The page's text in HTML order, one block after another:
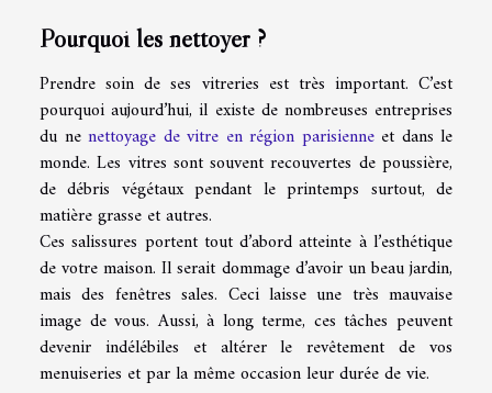
Pourquoi les nettoyer ?
Prendre soin de ses vitreries est très important. C’est
pourquoi aujourd’hui, il existe de nombreuses entreprises
du ne nettoyage de vitre en région parisienneet dans le
monde. Les vitres sont souvent recouvertes de poussière,
de débris végétaux pendant le printemps surtout, de
matière grasse et autres.
Ces salissures portent tout d’abord atteinte à l’esthétique
de votre maison. Il serait dommage d’avoir un beau jardin,
mais des fenêtres sales. Ceci laisse une très mauvaise
image de vous. Aussi, à long terme, ces tâches peuvent
devenir indélébiles et altérer le revêtement de vos
menuiseries et par la même occasion leur durée de vie.